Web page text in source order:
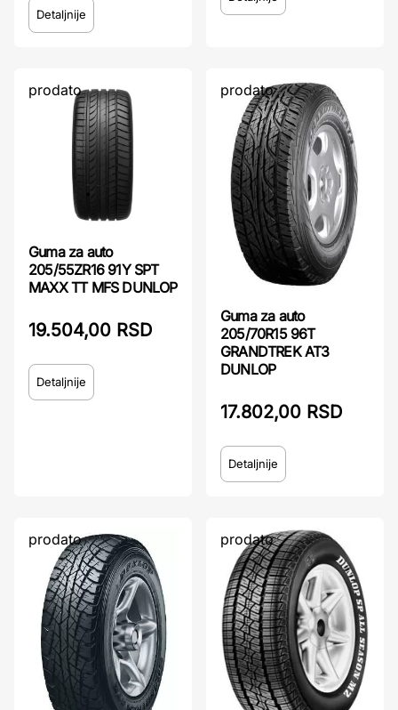
Detaljnije
prodato
Guma za auto
205/55ZR16 91Y SPT
MAXX TT MFS DUNLOP
19.504,00 RSD
Detaljnije
prodato
Guma za auto
205/70R15 96T
GRANDTREK AT3
DUNLOP
17.802,00 RSD
Detaljnije
prodato prodato